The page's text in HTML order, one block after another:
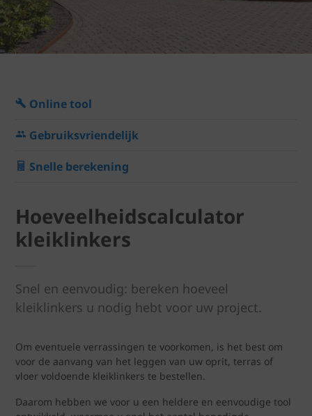
Online tool
Gebruiksvriendelijk
Snelle berekening
Hoeveelheidscalculator
kleiklinkers
Snel en eenvoudig: bereken hoeveel
kleiklinkers u nodig hebt voor uw project.
Om eventuele verrassingen te voorkomen, is het best om
voor de aanvang van het leggen van uw oprit, terras of
vloer voldoende kleiklinkers te bestellen.
Daarom hebben we voor u een heldere en eenvoudige tool